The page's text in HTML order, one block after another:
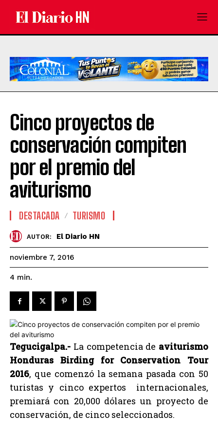
Cinco proyectos de
conservación compiten
por el premio del
aviturismo
DESTACADA TURISMO
AUTOR: El Diario HN
noviembre 7, 2016
4 min.
Tegucigalpa.- La competencia de aviturismo
Honduras Birding for Conservation Tour
2016, que comenzó la semana pasada con 50
turistas y cinco expertos internacionales,
premiará con 20,000 dólares un proyecto de
conservación, de cinco seleccionados.